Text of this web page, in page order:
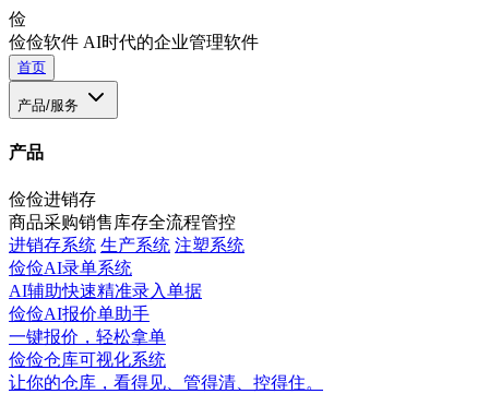
俭
俭俭软件 AI时代的企业管理软件
首页
产品/服务
产品
俭俭进销存
商品采购销售库存全流程管控
进销存系统 生产系统 注塑系统
俭俭AI录单系统
AI辅助快速精准录入单据
俭俭AI报价单助手
一键报价，轻松拿单
俭俭仓库可视化系统
让你的仓库，看得见、管得清、控得住。